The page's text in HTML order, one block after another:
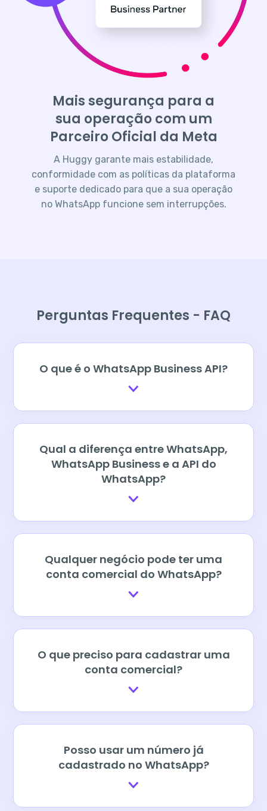
Mais segurança para a
sua operação com um
Parceiro Oficial da Meta
A Huggy garante mais estabilidade,
conformidade com as políticas da plataforma
e suporte dedicado para que a sua operação
no WhatsApp funcione sem interrupções.
Perguntas Frequentes - FAQ
O que é o WhatsApp Business API?
Qual a diferença entre WhatsApp,
WhatsApp Business e a API do
WhatsApp?
Qualquer negócio pode ter uma
conta comercial do WhatsApp?
O que preciso para cadastrar uma
conta comercial?
Posso usar um número já
cadastrado no WhatsApp?